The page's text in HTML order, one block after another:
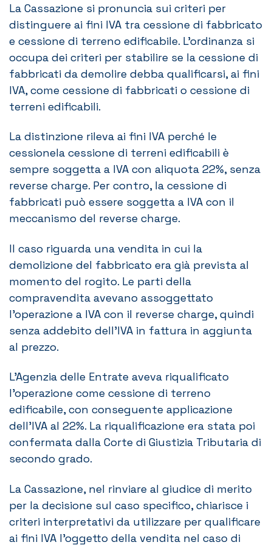
La Cassazione si pronuncia sui criteri per
distinguere ai fini IVA tra cessione di fabbricato
e cessione di terreno edificabile. L’ordinanza si
occupa dei criteri per stabilire se la cessione di
fabbricati da demolire debba qualificarsi, ai fini
IVA, come cessione di fabbricati o cessione di
terreni edificabili.
La distinzione rileva ai fini IVA perché le
cessionela cessione di terreni edificabili è
sempre soggetta a IVA con aliquota 22%, senza
reverse charge. Per contro, la cessione di
fabbricati può essere soggetta a IVA con il
meccanismo del reverse charge.
Il caso riguarda una vendita in cui la
demolizione del fabbricato era già prevista al
momento del rogito. Le parti della
compravendita avevano assoggettato
l’operazione a IVA con il reverse charge, quindi
senza addebito dell’IVA in fattura in aggiunta
al prezzo.
L’Agenzia delle Entrate aveva riqualificato
l’operazione come cessione di terreno
edificabile, con conseguente applicazione
dell’IVA al 22%. La riqualificazione era stata poi
confermata dalla Corte di Giustizia Tributaria di
secondo grado.
La Cassazione, nel rinviare al giudice di merito
per la decisione sul caso specifico, chiarisce i
criteri interpretativi da utilizzare per qualificare
ai fini IVA l’oggetto della vendita nel caso di